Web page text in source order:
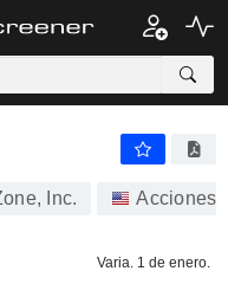
-0,19 %
Inc. Acciones
Varia. 1 de enero.